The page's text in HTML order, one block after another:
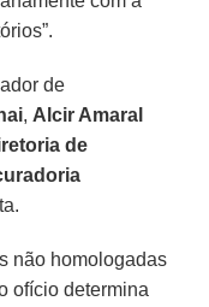
de
, Alcir Amaral
de
não homologadas
ofício determina